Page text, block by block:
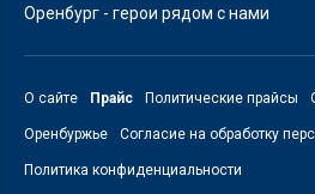
Оренбург - герои рядом с нами
О сайте Прайс Политические прайсы
Оренбуржье Согласие на обработку
Политика конфиденциальности